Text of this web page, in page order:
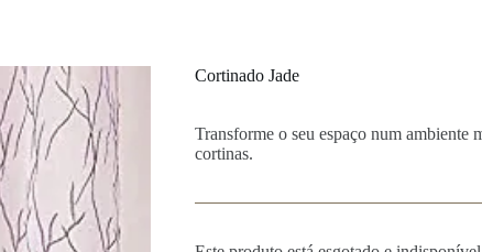
Cortinado Jade
Transforme o seu espaço num ambiente
cortinas.